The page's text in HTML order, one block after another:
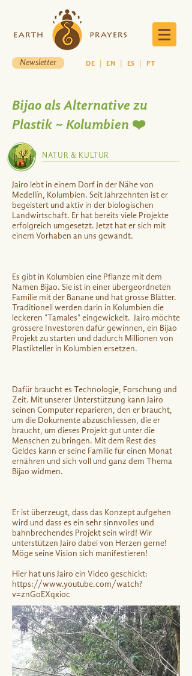
Newsletter DE |EN ES PT
Bijao als Alternative zu
Plastik ~ Kolumbien ❤️
NATUR & KULTUR
Jairo lebt in einem Dorf in der Nähe von
Medellín, Kolumbien. Seit Jahrzehnten ist er
begeistert und aktiv in der biologischen
Landwirtschaft. Er hat bereits viele Projekte
erfolgreich umgesetzt. Jetzt hat er sich mit
einem Vorhaben an uns gewandt.
Es gibt in Kolumbien eine Pflanze mit dem
Namen Bijao. Sie ist in einer übergeordneten
Familie mit der Banane und hat grosse Blätter.
Traditionell werden darin in Kolumbien die
leckeren "Tamales" eingewickelt. Jairo möchte
grössere Investoren dafür gewinnen, ein Bijao
Projekt zu starten und dadurch Millionen von
Plastikteller in Kolumbien ersetzen.
Dafür braucht es Technologie, Forschung und
Zeit. Mit unserer Unterstützung kann Jairo
seinen Computer reparieren, den er braucht,
um die Dokumente abzuschliessen, die er
braucht, um dieses Projekt gut unter die
Menschen zu bringen. Mit dem Rest des
Geldes kann er seine Familie für einen Monat
ernähren und sich voll und ganz dem Thema
Bijao widmen.
Er ist überzeugt, dass das Konzept aufgehen
wird und dass es ein sehr sinnvolles und
bahnbrechendes Projekt sein wird! Wir
unterstützen Jairo dabei von Herzen gerne!
Möge seine Vision sich manifestieren!
Hier hat uns Jairo ein Video geschickt:
https://www.youtube.com/watch?
v=znGoEXqxioc